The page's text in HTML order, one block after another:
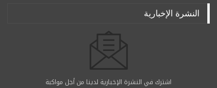
النشرة الإخبارية
اشترك في النشرة الإخبارية لدينا من أجل مواكبة